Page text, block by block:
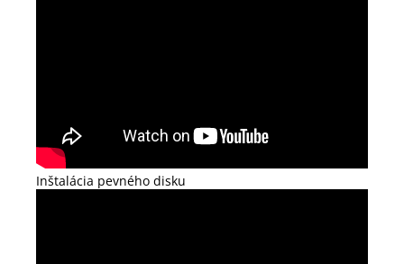
Inštalácia pevného disku